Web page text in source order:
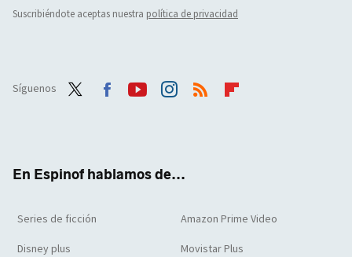
Suscribiéndote aceptas nuestra política de privacidad
Síguenos
En Espinof hablamos de...
Series de ficción Amazon Prime Video
Disney plus Movistar Plus